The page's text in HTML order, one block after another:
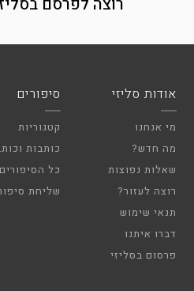
אודות סליזי
מי אנחנו
מה חדש?
שאלות נפוצות
רוצה לעזור?
תנאי שימוש
דברו איתנו
פרסום בסליזי
סיפורים
קטגוריות
כותבות
כל הסיפורים
שליחת